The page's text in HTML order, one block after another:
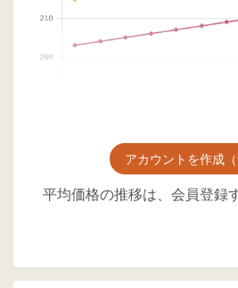
アカウントを作成（
平均価格の推移は、会員登録